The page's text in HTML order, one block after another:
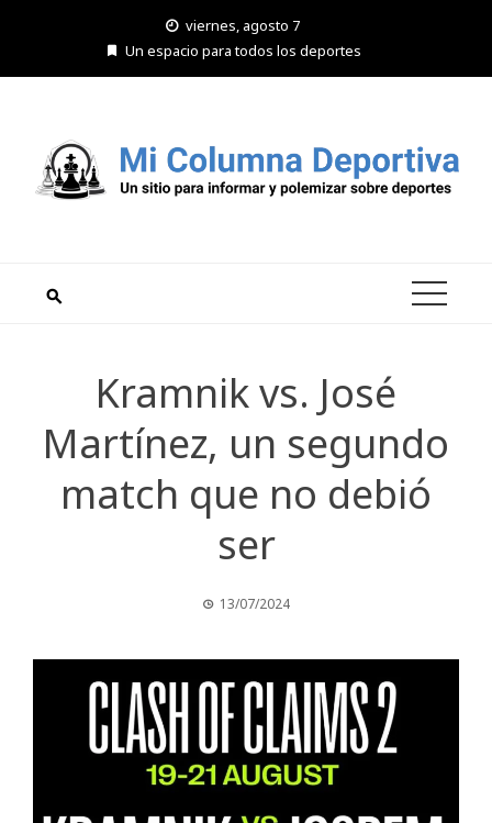
viernes, agosto 7
Un espacio para todos los deportes
Kramnik vs. José
Martínez, un segundo
match que no debió
ser
13/07/2024